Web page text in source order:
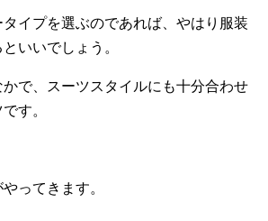
イプを選ぶのであれば、やはり服装
いいでしょう。
で、スーツスタイルにも十分合わせ
す。
ってきます。